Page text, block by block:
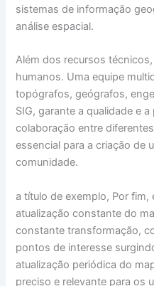
sistemas de informação
análise espacial.
Além dos recursos
humanos. Uma equipe
topógrafos, geógrafos,
SIG, garante a qualidade e
colaboração entre
essencial para a criação de
comunidade.
a título de exemplo, Por fim,
atualização constante do
constante transformação,
pontos de interesse
atualização periódica do
preciso e relevante para os